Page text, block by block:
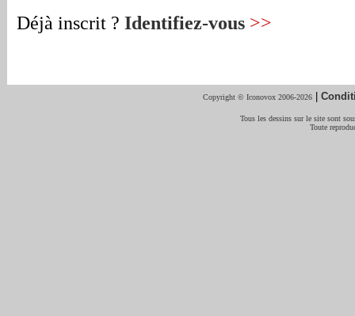
Déjà inscrit ? Identifiez-vous >>
Copyright © Iconovox 2006-2026 |
Tous les dessins sur le site sont
Toute